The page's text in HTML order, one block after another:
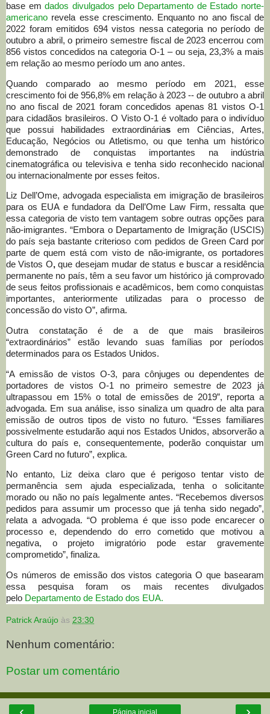
base emdados divulgados pelo Departamento de Estado norte-
americano revela esse crescimento. Enquanto no ano fiscal de
2022 foram emitidos 694 vistos nessa categoria no período de
outubro a abril, o primeiro semestre fiscal de 2023 encerrou com
856 vistos concedidos na categoria O-1 – ou seja, 23,3% a mais
em relação ao mesmo período um ano antes.
Quando comparado ao mesmo período em 2021, esse
crescimento foi de 956,8% em relação à 2023 -- de outubro a abril
no ano fiscal de 2021 foram concedidos apenas 81 vistos O-1
para cidadãos brasileiros. O Visto O-1 é voltado para o indivíduo
que possui habilidades extraordináriasem Ciências, Artes,
Educação, Negócios ou Atletismo, ou que tenha um histórico
demonstrado de conquistas importantes na indústria
cinematográfica ou televisiva e tenha sido reconhecido nacional
ou internacionalmente por esses feitos.
Liz Dell’Ome, advogada especialista em imigração de brasileiros
para os EUA e fundadora da Dell’Ome Law Firm, ressalta que
essa categoria de visto tem vantagem sobre outras opções para
não-imigrantes. “Embora o Departamento de Imigração (USCIS)
do país seja bastante criterioso com pedidos de Green Card por
parte de quem está com visto de não-imigrante, os portadores
de Vistos O,que desejam mudar de status e buscar a residência
permanente no país, têm a seu favor um histórico já comprovado
de seus feitos profissionais e acadêmicos, bem como conquistas
importantes, anteriormente utilizadas para o processo de
concessão do visto O”, afirma.
Outra constatação é de a de que mais brasileiros
“extraordinários” estão levando suas famílias por períodos
determinados para os Estados Unidos.
“A emissão de vistos O-3, para cônjuges ou dependentes de
portadores de vistos O-1 no primeiro semestre de 2023 já
ultrapassou em 15% o total de emissões de 2019”, reporta a
advogada. Em sua análise, isso sinaliza um quadro de alta para
emissão de outros tipos de visto no futuro. “Esses familiares
possivelmente estudarão aqui nos Estados Unidos, absorverão a
cultura do país e, consequentemente, poderão conquistar um
Green Card no futuro”, explica.
No entanto, Liz deixa claro que é perigoso tentar visto de
permanência sem ajuda especializada, tenha o solicitante
morado ou não no país legalmente antes. “Recebemos diversos
pedidos para assumir um processo que já tenha sido negado”,
relata a advogada. “O problema é que isso pode encarecer o
processo e, dependendo do erro cometido que motivou a
negativa, o projeto imigratório pode estar gravemente
comprometido”, finaliza.
Os números de emissão dos vistos categoria O que basearam
essa pesquisa foram os mais recentes divulgados
pelo Departamento de Estado dos EUA.
Patrick Araújo às 23:30
Nenhum comentário:
Postar um comentário